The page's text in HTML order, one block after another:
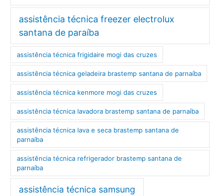
assistência técnica freezer electrolux
santana de paraíba
assistência técnica frigidaire mogi das cruzes
assistência técnica geladeira brastemp santana de parnaíba
assistência técnica kenmore mogi das cruzes
assistência técnica lavadora brastemp santana de parnaíba
assistência técnica lava e seca brastemp santana de
parnaíba
assistência técnica refrigerador brastemp santana de
parnaíba
assistência técnica samsung